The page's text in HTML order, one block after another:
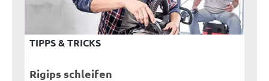
TIPPS & TRICKS
Rigips schleifen